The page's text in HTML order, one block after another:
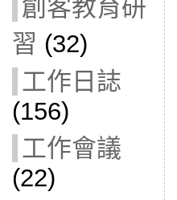
創客教育研
習 (32)
工作日誌
(156)
工作會議
(22)